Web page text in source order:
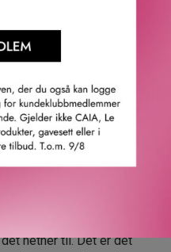
reparasjon innenfra og
og styrke hårstråene.
som bygger opp
– byggesteinene i
unike kompleks
75% forbedring av
hår*.
hetner til. Det er det